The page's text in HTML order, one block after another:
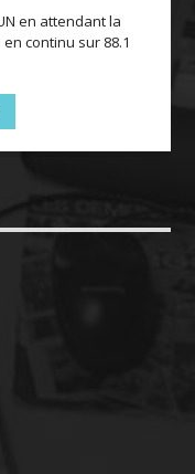
en attendant la
continu sur 88.1